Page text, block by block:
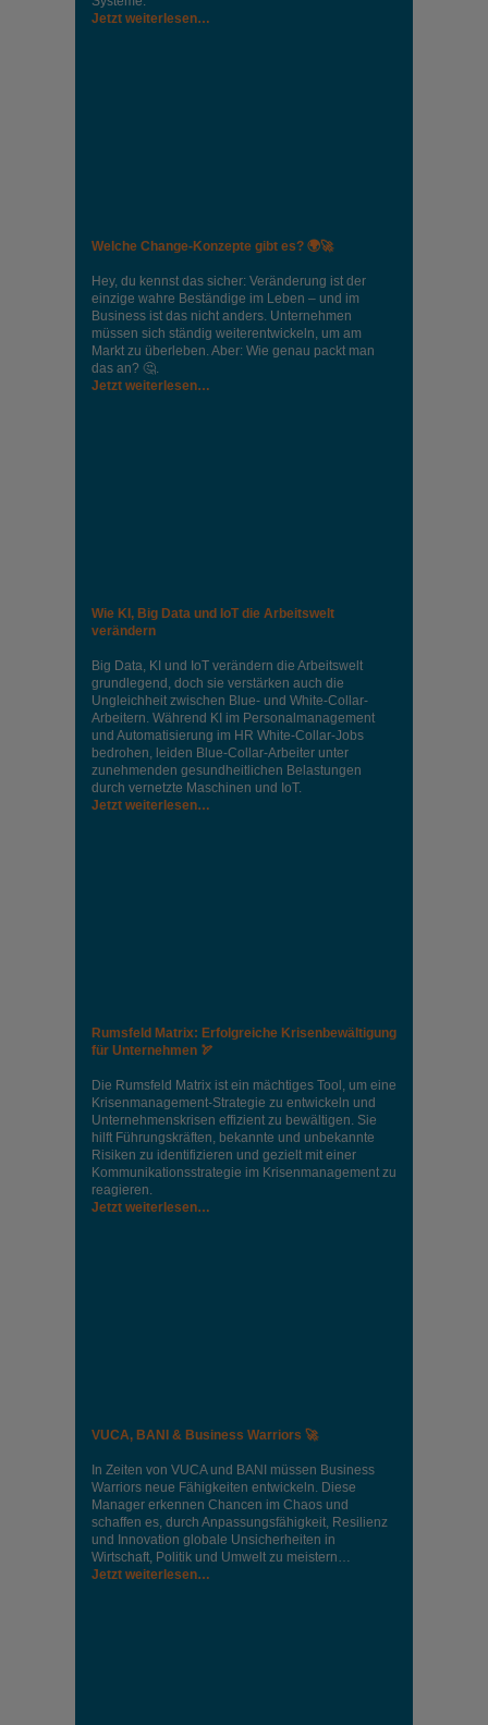
Jetzt weiterlesen…
Welche Change-Konzepte gibt es? 🌍🚀
Hey, du kennst das sicher: Veränderung ist der
einzige wahre Beständige im Leben – und im
Business ist das nicht anders. Unternehmen
müssen sich ständig weiterentwickeln, um am
Markt zu überleben. Aber: Wie genau packt man
das an? 🤔.
Jetzt weiterlesen…
Wie KI, Big Data und IoT die Arbeitswelt
verändern
Big Data, KI und IoT verändern die Arbeitswelt
grundlegend, doch sie verstärken auch die
Ungleichheit zwischen Blue- und White-Collar-
Arbeitern. Während KI im Personalmanagement
und Automatisierung im HR White-Collar-Jobs
bedrohen, leiden Blue-Collar-Arbeiter unter
zunehmenden gesundheitlichen Belastungen
durch vernetzte Maschinen und IoT.
Jetzt weiterlesen…
Rumsfeld Matrix: Erfolgreiche Krisenbewältigung
für Unternehmen 🏹
Die Rumsfeld Matrix ist ein mächtiges Tool, um eine
Krisenmanagement-Strategie zu entwickeln und
Unternehmenskrisen effizient zu bewältigen. Sie
hilft Führungskräften, bekannte und unbekannte
Risiken zu identifizieren und gezielt mit einer
Kommunikationsstrategie im Krisenmanagement zu
reagieren.
Jetzt weiterlesen…
VUCA, BANI & Business Warriors 🚀
In Zeiten von VUCA und BANI müssen Business
Warriors neue Fähigkeiten entwickeln. Diese
Manager erkennen Chancen im Chaos und
schaffen es, durch Anpassungsfähigkeit, Resilienz
und Innovation globale Unsicherheiten in
Wirtschaft, Politik und Umwelt zu meistern…
Jetzt weiterlesen…